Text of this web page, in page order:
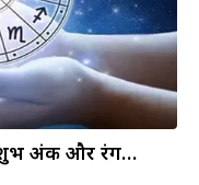
शुभ अंक और रंग…